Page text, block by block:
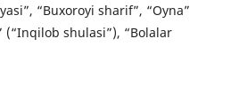
“Buxoroyi sharif”, “Oyna”
(“Inqilob shulasi”), “Bolalar